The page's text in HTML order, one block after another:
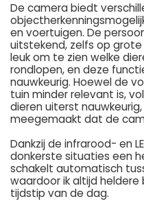
De camera biedt
en voertuigen. De
uitstekend, zelfs op
leuk om te zien welke
rondlopen, en deze
nauwkeurig. Hoewel de
tuin minder relevant is,
dieren uiterst
meegemaakt dat de
Dankzij de infrarood- en
donkerste situaties een
schakelt automatisch
waardoor ik altijd
tijdstip van de dag.